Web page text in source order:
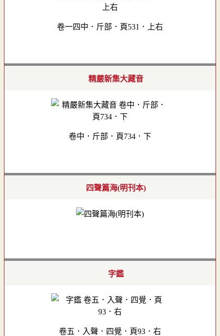
卷一四中．斤部．頁531．上右
精嚴新集大藏音
卷中．斤部．頁734．下
四聲篇海(明刊本)
字鑑
卷五．入聲．四覺．頁93．右